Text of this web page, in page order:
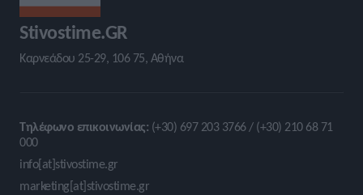
Stivostime.GR
Καρνεάδου 25-29, 106 75, Αθήνα
Τηλέφωνο επικοινωνίας: (+30) 697 203 3766 / (+30) 210 68 71
000
info[at]stivostime.gr
marketing[at]stivostime.gr